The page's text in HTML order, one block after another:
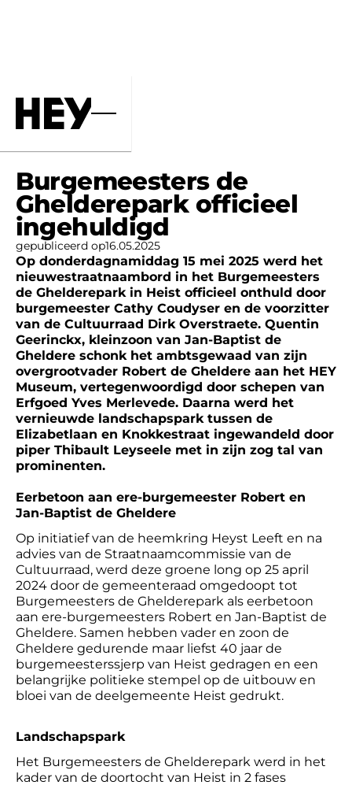
Home Nieuws
Burgemeesters de
Ghelderepark officieel
ingehuldigd
gepubliceerd op16.05.2025
Op donderdagnamiddag 15 mei 2025 werd het
nieuwestraatnaambord in het Burgemeesters
de Ghelderepark in Heist officieel onthuld door
burgemeester Cathy Coudyser en de voorzitter
van de Cultuurraad Dirk Overstraete. Quentin
Geerinckx, kleinzoon van Jan-Baptist de
Gheldere schonk het ambtsgewaad van zijn
overgrootvader Robert de Gheldere aan het HEY
Museum, vertegenwoordigd door schepen van
Erfgoed Yves Merlevede. Daarna werd het
vernieuwde landschapspark tussen de
Elizabetlaan en Knokkestraat ingewandeld door
piper Thibault Leyseele met in zijn zog tal van
prominenten.
Eerbetoon aan ere-burgemeester Robert en
Jan-Baptist de Gheldere
Op initiatief van de heemkring Heyst Leeft en na
advies van de Straatnaamcommissie van de
Cultuurraad, werd deze groene long op 25 april
2024 door de gemeenteraad omgedoopt tot
Burgemeesters de Ghelderepark als eerbetoon
aan ere-burgemeesters Robert en Jan-Baptist de
Gheldere. Samen hebben vader en zoon de
Gheldere gedurende maar liefst 40 jaar de
burgemeesterssjerp van Heist gedragen en een
belangrijke politieke stempel op de uitbouw en
bloei van de deelgemeente Heist gedrukt.
Landschapspark
Het Burgemeesters de Ghelderepark werd in het
kader van de doortocht van Heist in 2 fases